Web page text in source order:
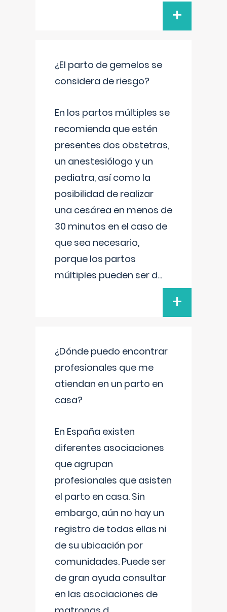
+
¿El parto de gemelos se
considera de riesgo?
En los partos múltiples se
recomienda que estén
presentes dos obstetras,
un anestesiólogo y un
pediatra, así como la
posibilidad de realizar
una cesárea en menos de
30 minutos en el caso de
que sea necesario,
porque los partos
múltiples pueden ser d...
+
¿Dónde puedo encontrar
profesionales que me
atiendan en un parto en
casa?
En España existen
diferentes asociaciones
que agrupan
profesionales que asisten
el parto en casa. Sin
embargo, aún no hay un
registro de todas ellas ni
de su ubicación por
comunidades. Puede ser
de gran ayuda consultar
en las asociaciones de